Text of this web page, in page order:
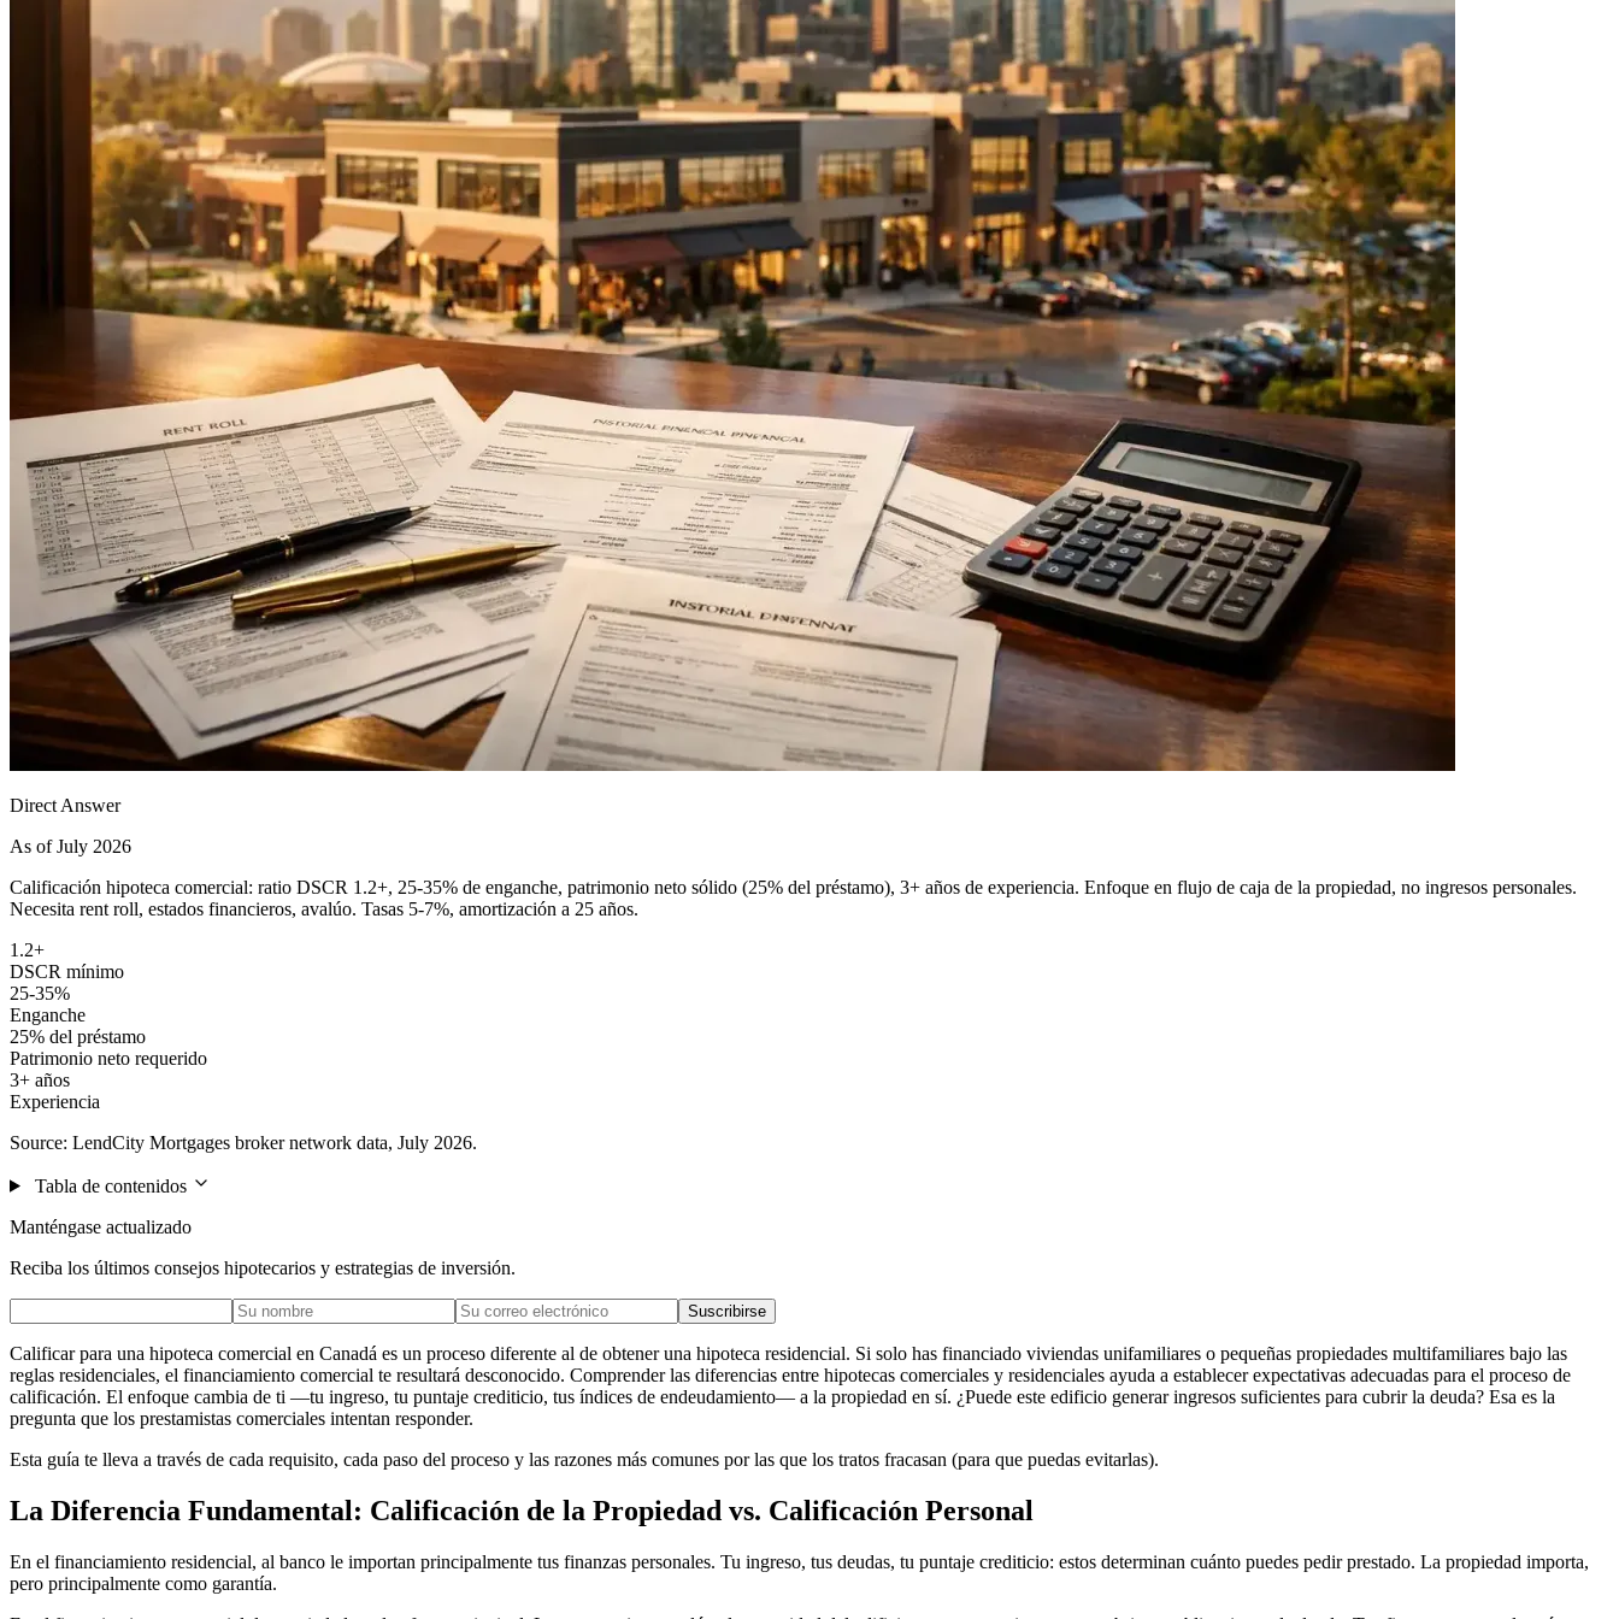
Direct Answer
As of July 2026
Calificación hipoteca comercial: ratio DSCR 1.2+, 25-35% de enganche, patrimonio neto sólido (25% del préstamo), 3+ años de experiencia. Enfoque en flujo de caja de la propiedad, no ingresos personales.
Necesita rent roll, estados financieros, avalúo. Tasas 5-7%, amortización a 25 años.
1.2+
DSCR mínimo
25-35%
Enganche
25% del préstamo
Patrimonio neto requerido
3+ años
Experiencia
Source: LendCity Mortgages broker network data, July 2026.
Tabla de contenidos
Manténgase actualizado
Reciba los últimos consejos hipotecarios y estrategias de inversión.
Suscribirse
Calificar para una hipoteca comercial en Canadá es un proceso diferente al de obtener una hipoteca residencial. Si solo has financiado viviendas unifamiliares o pequeñas propiedades multifamiliares bajo las
reglas residenciales, el financiamiento comercial te resultará desconocido. Comprender las diferencias entre hipotecas comerciales y residenciales ayuda a establecer expectativas adecuadas para el proceso de
calificación. El enfoque cambia de ti —tu ingreso, tu puntaje crediticio, tus índices de endeudamiento— a la propiedad en sí. ¿Puede este edificio generar ingresos suficientes para cubrir la deuda? Esa es la
pregunta que los prestamistas comerciales intentan responder.
Esta guía te lleva a través de cada requisito, cada paso del proceso y las razones más comunes por las que los tratos fracasan (para que puedas evitarlas).
La Diferencia Fundamental: Calificación de la Propiedad vs. Calificación Personal
En el financiamiento residencial, al banco le importan principalmente tus finanzas personales. Tu ingreso, tus deudas, tu puntaje crediticio: estos determinan cuánto puedes pedir prestado. La propiedad importa,
pero principalmente como garantía.